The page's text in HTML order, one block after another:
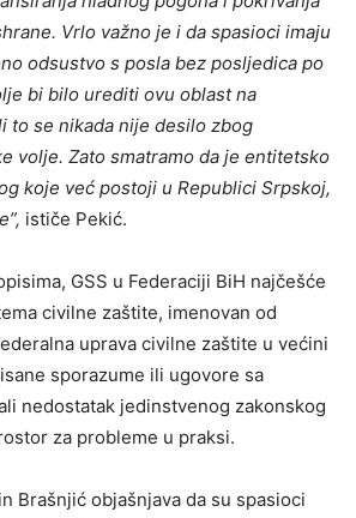
Vrlo važno je i da spasioci imaju
odsustvo s posla bez posljedica po
bi bilo urediti ovu oblast na
to se nikada nije desilo zbog
volje. Zato smatramo da je entitetsko
koje već postoji u Republici Srpskoj,
ističe Pekić.
GSS u Federaciji BiH najčešće
civilne zaštite, imenovan od
uprava civilne zaštite u većini
sporazume ili ugovore sa
nedostatak jedinstvenog zakonskog
za probleme u praksi.
Brašnjić objašnjava da su spasioci